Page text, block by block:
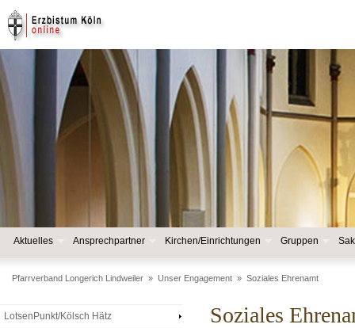
Aktuelles Ansprechpartner Kirchen/Einrichtungen Gruppen
Pfarrverband Longerich Lindweiler » Unser Engagement » Soziales Ehrenamt
LotsenPunkt/Kölsch Hätz Soziales